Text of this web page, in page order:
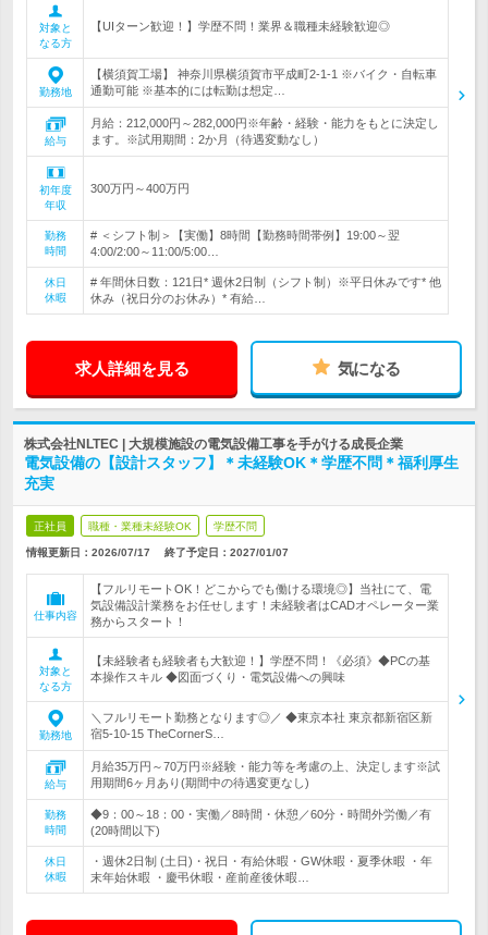
対象と
なる方
【UIターン歓迎！】学歴不問！業界＆職種未経験歓迎◎
勤務地
【横須賀工場】 神奈川県横須賀市平成町2-1-1 ※バイク・自転車
通勤可能 ※基本的には転勤は想定…
給与
月給：212,000円～282,000円※年齢・経験・能力をもとに決定し
ます。※試用期間：2か月（待遇変動なし）
初年度
年収
300万円～400万円
勤務
時間
# ＜シフト制＞【実働】8時間【勤務時間帯例】19:00～翌
4:00/2:00～11:00/5:00…
休日
休暇
# 年間休日数：121日* 週休2日制（シフト制）※平日休みです* 他
休み（祝日分のお休み）* 有給…
求人詳細を見る 気になる
株式会社NLTEC | 大規模施設の電気設備工事を手がける成長企業
電気設備の【設計スタッフ】＊未経験OK＊学歴不問＊福利厚生
充実
正社員 職種・業種未経験OK 学歴不問
情報更新日：2026/07/17 終了予定日： 2027/01/07
仕事内容
【フルリモートOK！どこからでも働ける環境◎】当社にて、電
気設備設計業務をお任せします！未経験者はCADオペレーター業
務からスタート！
対象と
なる方
【未経験者も経験者も大歓迎！】学歴不問！《必須》◆PCの基
本操作スキル ◆図面づくり・電気設備への興味
勤務地
＼フルリモート勤務となります◎／ ◆東京本社 東京都新宿区新
宿5-10-15 TheCornerS…
給与
月給35万円～70万円※経験・能力等を考慮の上、決定します※試
用期間6ヶ月あり(期間中の待遇変更なし)
勤務
時間
◆9：00～18：00・実働／8時間・休憩／60分・時間外労働／有
(20時間以下)
休日
休暇
・週休2日制 (土日)・祝日・有給休暇・GW休暇・夏季休暇 ・年
末年始休暇 ・慶弔休暇・産前産後休暇…